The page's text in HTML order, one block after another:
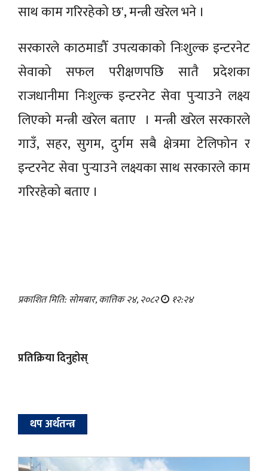
साथ काम गरिरहेको छ', मन्त्री खरेल भने ।
सरकारले काठमाडौँ उपत्यकाको निःशुल्क इन्टरनेट
सेवाको सफल परीक्षणपछि सातै प्रदेशका
राजधानीमा निःशुल्क इन्टरनेट सेवा पुर्‍याउने लक्ष्य
लिएको मन्त्री खरेल बताए । मन्त्री खरेल सरकारले
गाउँ, सहर, सुगम, दुर्गम सबै क्षेत्रमा टेलिफोन र
इन्टरनेट सेवा पुर्‍याउने लक्ष्यका साथ सरकारले काम
गरिरहेको बताए ।
प्रकाशित मिति: सोमबार, कात्तिक २४, २०८२ १२:२४
प्रतिक्रिया दिनुहोस्
थप अर्थतन्त्र